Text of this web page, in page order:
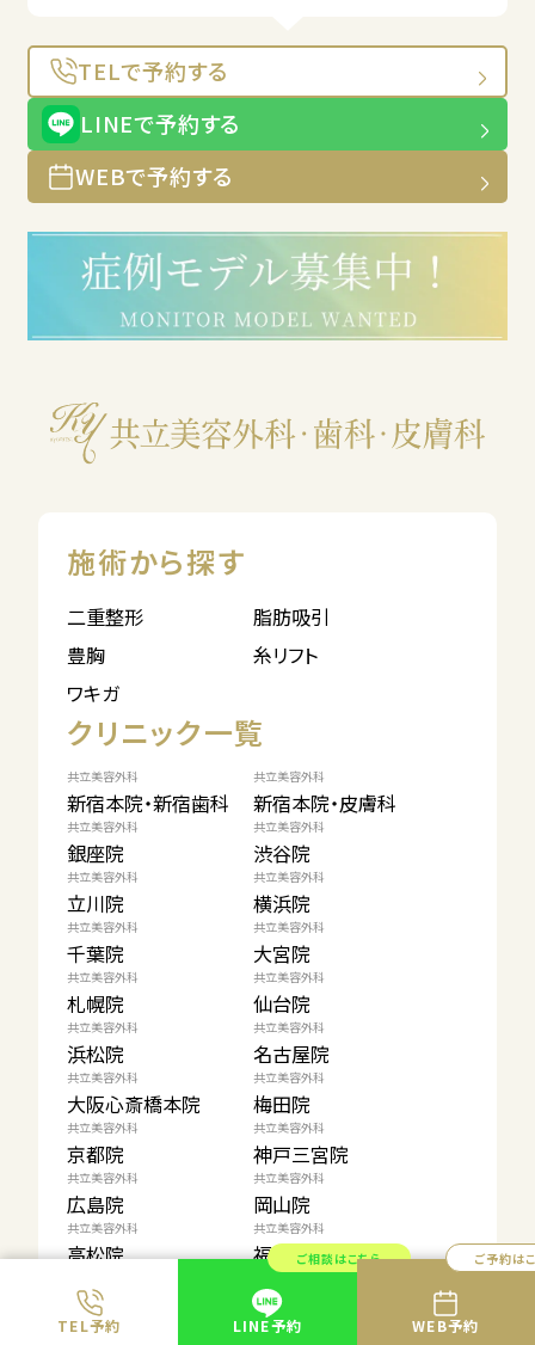
TEL予約
ご相談はこちら
LINE予約
ご予約は
WEB予約
TELで予約する
LINEで予約する
WEBで予約する
施術から探す
二重整形
脂肪吸引
豊胸
糸リフト
ワキガ
クリニック一覧
共立美容外科
新宿本院・新宿歯科
共立美容外科
新宿本院・皮膚科
共立美容外科
銀座院
共立美容外科
渋谷院
共立美容外科
立川院
共立美容外科
横浜院
共立美容外科
千葉院
共立美容外科
大宮院
共立美容外科
札幌院
共立美容外科
仙台院
共立美容外科
浜松院
共立美容外科
名古屋院
共立美容外科
大阪心斎橋本院
共立美容外科
梅田院
共立美容外科
京都院
共立美容外科
神戸三宮院
共立美容外科
広島院
共立美容外科
岡山院
共立美容外科
高松院
共立美容外科
福岡院
大分院
共立美容外科
熊本院